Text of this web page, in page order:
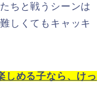
ちと戦うシーンは
しくてもキャッキ
しめる子なら、けっ